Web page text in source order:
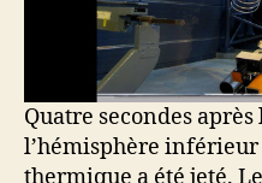
Quatre secondes
l’hémisphère